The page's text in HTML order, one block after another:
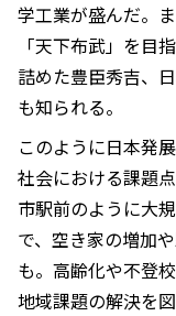
学工業が盛んだ。
「天下布武」を目
詰めた豊臣秀吉、
も知られる。
このように日本発
社会における課題
市駅前のように大
で、空き家の増加
も。高齢化や不登
地域課題の解決を